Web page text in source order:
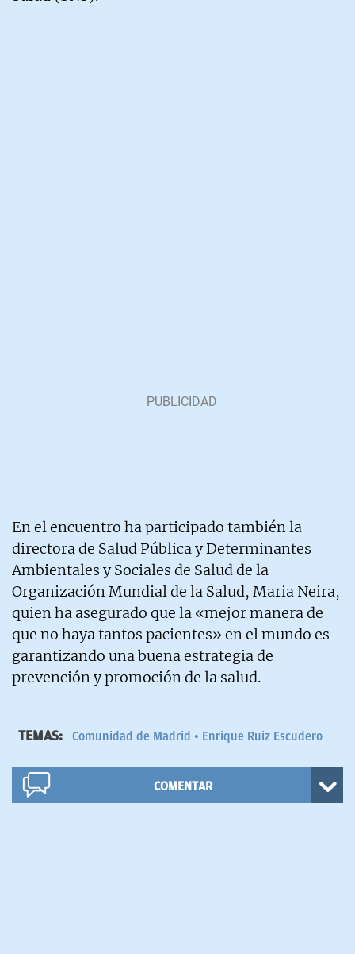
En el encuentro ha participado también la
directora de Salud Pública y Determinantes
Ambientales y Sociales de Salud de la
Organización Mundial de la Salud, Maria Neira,
quien ha asegurado que la «mejor manera de
que no haya tantos pacientes» en el mundo es
garantizando una buena estrategia de
prevención y promoción de la salud.
TEMAS: Comunidad de Madrid Enrique Ruiz Escudero
COMENTAR